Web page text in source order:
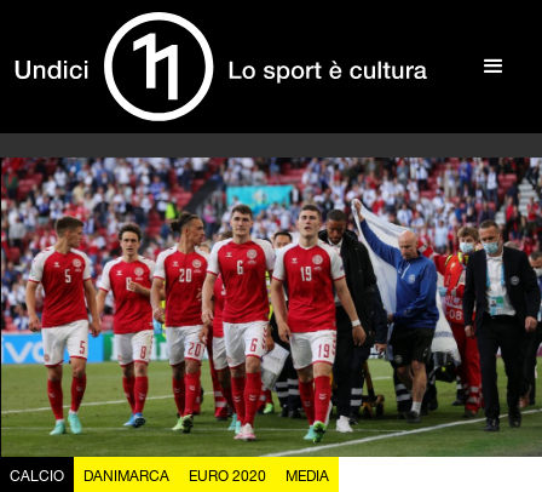
CALCIO DANIMARCA EURO 2020 MEDIA